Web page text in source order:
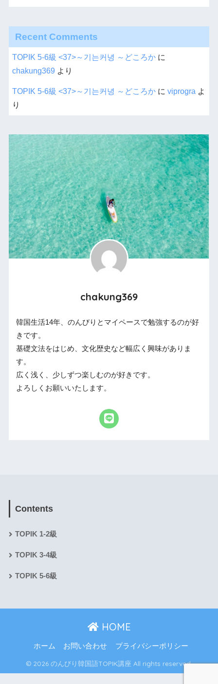
Recent Comments
TOPIK 5-6級 <37>～기는커녕 ～どころかに
chakung369 より
TOPIK 5-6級 <37>～기는커녕 ～どころかに viprogra よ
り
chakung369
韓国生活14年、のんびりとマイペースで勉強するのが好
きです。
基礎文法をはじめ、文化歴史など幅広く興味がありま
す。
広く浅く、少しずつ楽しむのが好きです。
よろしくお願いいたします。
Contents
TOPIK 1-2級
TOPIK 3-4級
TOPIK 5-6級
HOME
ホーム お問い合わせ プライバシーポリシー
© 2026 のんびり韓国語TOPIK講座 All rights reserved.